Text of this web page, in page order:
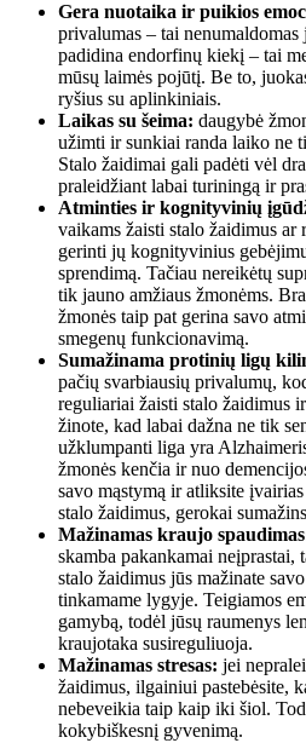
Gera nuotaika ir puikios
privalumas – tai
padidina endorfinų kiekį – tai
mūsų laimės pojūtį. Be to,
ryšius su aplinkiniais.
Laikas su šeima: daugybė
užimti ir sunkiai randa laiko ne
Stalo žaidimai gali padėti vėl
praleidžiant labai turiningą ir
Atminties ir kognityvinių
vaikams žaisti stalo žaidimus ar
gerinti jų kognityvinius
sprendimą. Tačiau nereikėtų
tik jauno amžiaus žmonėms.
žmonės taip pat gerina savo
smegenų funkcionavimą.
Sumažinama protinių ligų
pačių svarbiausių privalumų,
reguliariai žaisti stalo žaidimus
žinote, kad labai dažna ne tik
užklumpanti liga yra
žmonės kenčia ir nuo
savo mąstymą ir atliksite
stalo žaidimus, gerokai
Mažinamas kraujo
skamba pakankamai neįprastai,
stalo žaidimus jūs mažinate
tinkamame lygyje. Teigiamos
gamybą, todėl jūsų raumenys
kraujotaka susireguliuoja.
Mažinamas stresas: jei
žaidimus, ilgainiui pastebėsite,
nebeveikia taip kaip iki šiol.
kokybiškesnį gyvenimą.